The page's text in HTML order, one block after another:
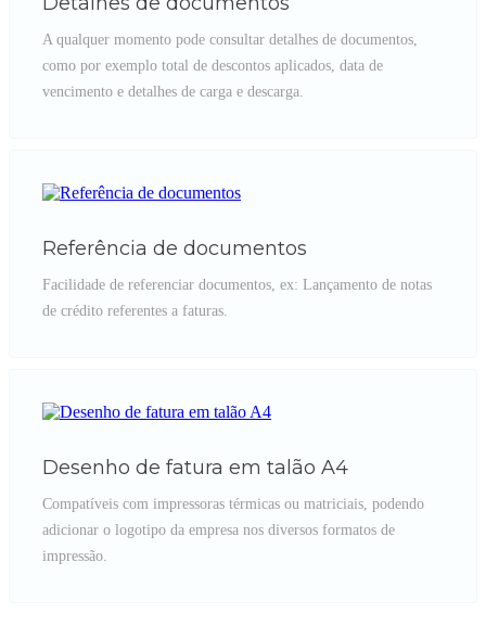
A qualquer momento pode consultar detalhes de documentos,
como por exemplo total de descontos aplicados, data de
vencimento e detalhes de carga e descarga.
Referência de documentos
Facilidade de referenciar documentos, ex: Lançamento de notas
de crédito referentes a faturas.
Desenho de fatura em talão A4
Compatíveis com impressoras térmicas ou matriciais, podendo
adicionar o logotipo da empresa nos diversos formatos de
impressão.